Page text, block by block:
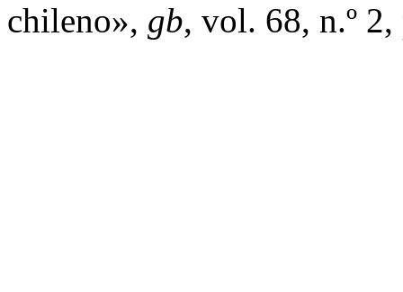
chileno», gb, vol. 68, n.º